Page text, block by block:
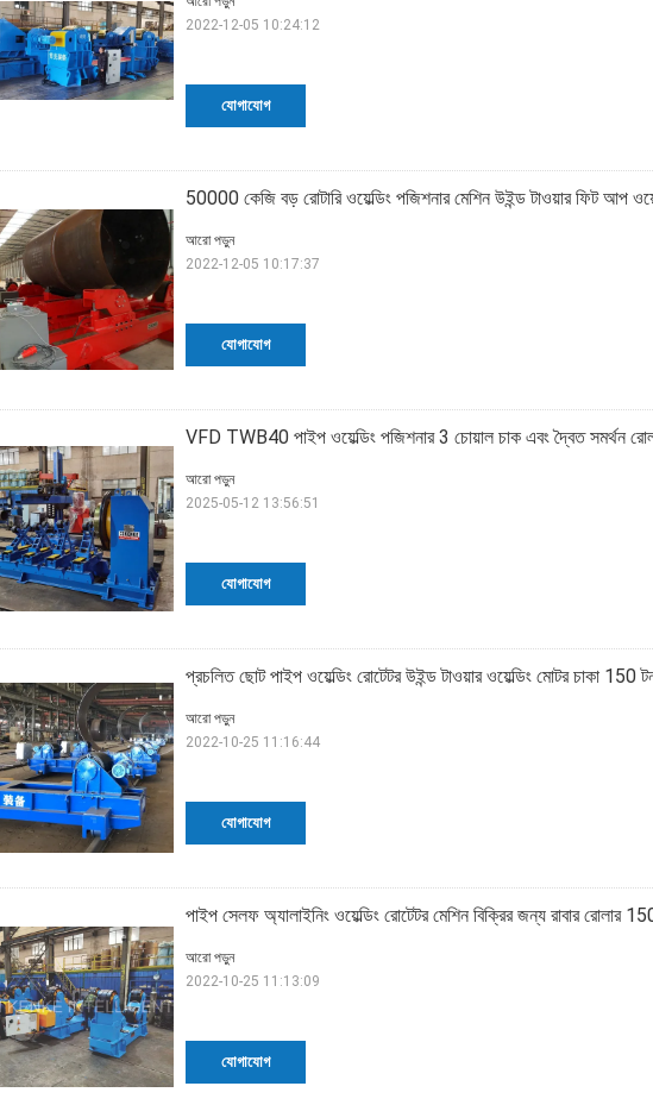
যোগাযোগ
2022-12-05 10:24:12
50000 কেজি বড় রোটারি ওয়েল্ডিং পজিশনার মেশিন উইন্ড টাওয়ার ফিট আপ
যোগাযোগ
আরো পড়ুন
2022-12-05 10:17:37
VFD TWB40 পাইপ ওয়েল্ডিং পজিশনার 3 চোয়াল চাক এবং দ্বৈত সমর্থন
যোগাযোগ
আরো পড়ুন
2025-05-12 13:56:51
প্রচলিত ছোট পাইপ ওয়েল্ডিং রোটেটর উইন্ড টাওয়ার ওয়েল্ডিং মোটর চাকা 150
যোগাযোগ
আরো পড়ুন
2022-10-25 11:16:44
পাইপ সেলফ অ্যালাইনিং ওয়েল্ডিং রোটেটর মেশিন বিক্রির জন্য রাবার
যোগাযোগ
আরো পড়ুন
2022-10-25 11:13:09